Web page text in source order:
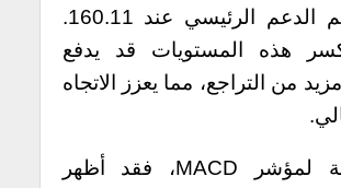
160.87، ثم الدعم الرئيسي عند 160.11.
كسر هذه المستويات قد يدفع
من التراجع، مما يعزز الاتجاه
أما بالنسبة لمؤشر MACD، فقد أظهر